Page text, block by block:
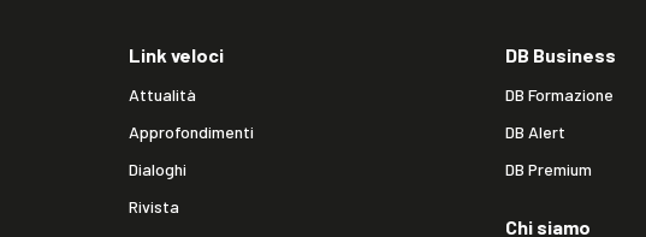
Link veloci
Attualità
Approfondimenti
Dialoghi
Rivista
DB Business
DB Formazione
DB Alert
DB Premium
Chi siamo